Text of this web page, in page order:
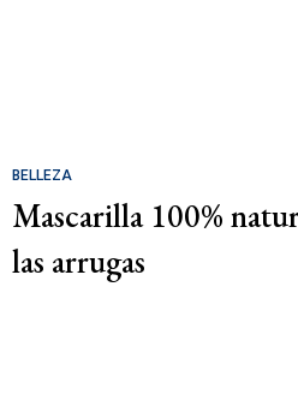
BELLEZA
Mascarilla 100%
las arrugas